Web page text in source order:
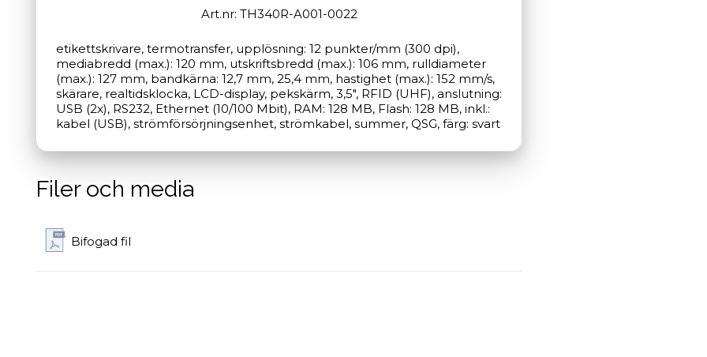
Art.nr: TH340R-A001-0022
etikettskrivare, termotransfer, upplösning: 12 punkter/mm (300 dpi),
mediabredd (max.): 120 mm, utskriftsbredd (max.): 106 mm, rulldiameter
(max.): 127 mm, bandkärna: 12,7 mm, 25,4 mm, hastighet (max.): 152 mm/s,
skärare, realtidsklocka, LCD-display, pekskärm, 3,5", RFID (UHF), anslutning:
USB (2x), RS232, Ethernet (10/100 Mbit), RAM: 128 MB, Flash: 128 MB, inkl.:
kabel (USB), strömförsörjningsenhet, strömkabel, summer, QSG, färg: svart
Filer och media
Bifogad fil